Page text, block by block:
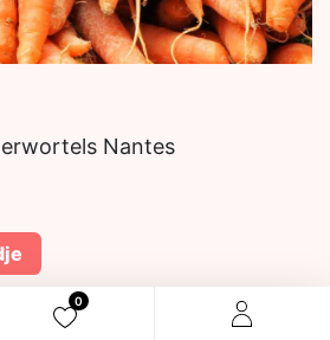
0
Nantes